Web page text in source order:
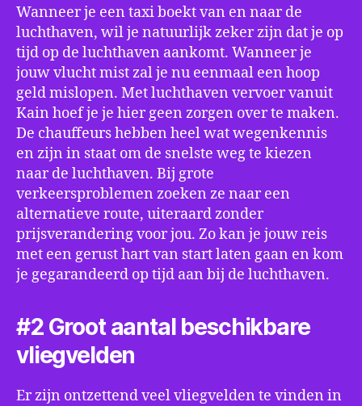
Wanneer je een taxi boekt van en naar de
luchthaven, wil je natuurlijk zeker zijn dat je op
tijd op de luchthaven aankomt. Wanneer je
jouw vlucht mist zal je nu eenmaal een hoop
geld mislopen. Met luchthaven vervoer vanuit
Kain hoef je je hier geen zorgen over te maken.
De chauffeurs hebben heel wat wegenkennis
en zijn in staat om de snelste weg te kiezen
naar de luchthaven. Bij grote
verkeersproblemen zoeken ze naar een
alternatieve route, uiteraard zonder
prijsverandering voor jou. Zo kan je jouw reis
met een gerust hart van start laten gaan en kom
je gegarandeerd op tijd aan bij de luchthaven.
#2 Groot aantal beschikbare
vliegvelden
Er zijn ontzettend veel vliegvelden te vinden in